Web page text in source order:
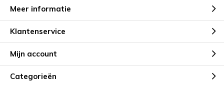
Meer informatie
Klantenservice
Mijn account
Categorieën